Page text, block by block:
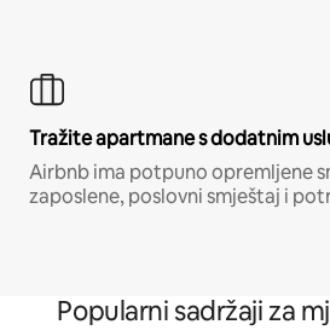
Tražite apartmane s dodatnim
Airbnb ima potpuno opremljene
zaposlene, poslovni smještaj i
Popularni sadržaji za